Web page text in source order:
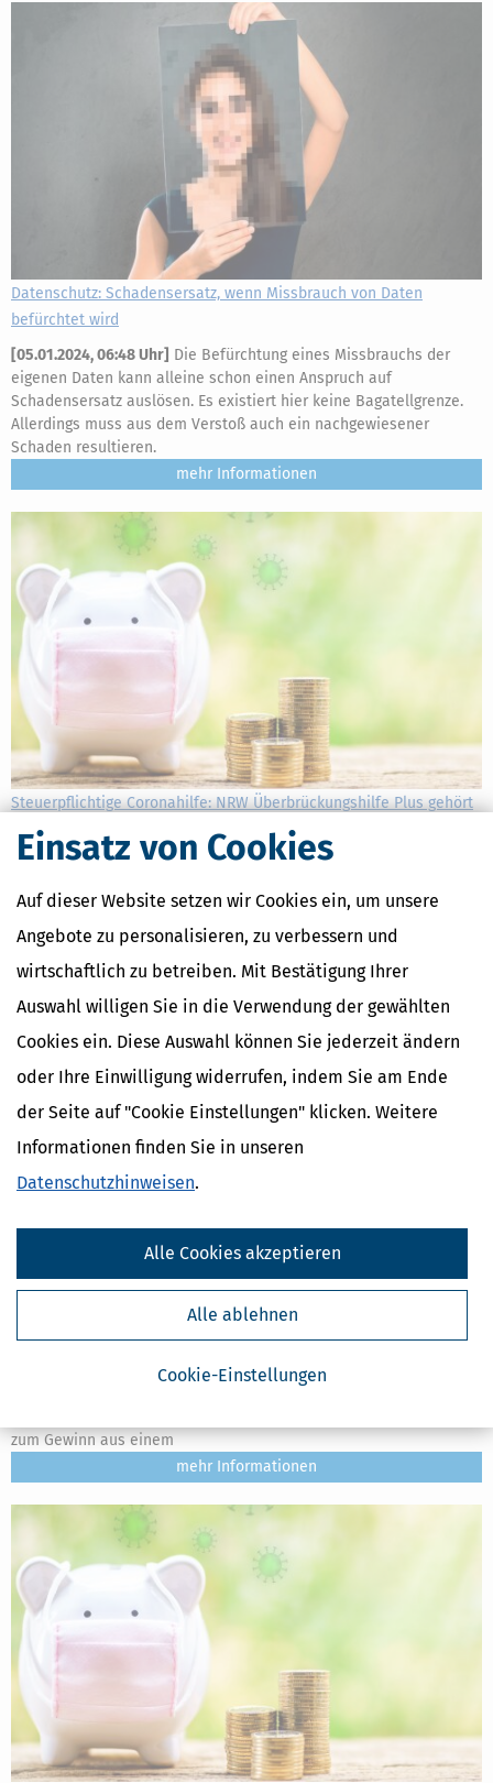
Einsatz von Cookies
Auf dieser Website setzen wir Cookies ein, um unsere
Angebote zu personalisieren, zu verbessern und
wirtschaftlich zu betreiben. Mit Bestätigung Ihrer
Auswahl willigen Sie in die Verwendung der gewählten
Cookies ein. Diese Auswahl können Sie jederzeit ändern
oder Ihre Einwilligung widerrufen, indem Sie am Ende
der Seite auf "Cookie Einstellungen" klicken. Weitere
Informationen finden Sie in unseren
Datenschutzhinweisen.
Cookie-Einstellungen
Alle ablehnen
Alle Cookies akzeptieren
Datenschutz: Schadensersatz, wenn Missbrauch von Daten
befürchtet wird
[05.01.2024, 06:48 Uhr] Die Befürchtung eines Missbrauchs der
eigenen Daten kann alleine schon einen Anspruch auf
Schadensersatz auslösen. Es existiert hier keine Bagatellgrenze.
Allerdings muss aus dem Verstoß auch ein nachgewiesener
Schaden resultieren.
mehr
Steuerpflichtige Coronahilfe: NRW Überbrückungshilfe Plus gehört
zu den Betriebseinnahmen
15.12.2023, 06:57 Uhr ]Die Corona-Überbrückungshilfe für
stellt Betriebseinnahmen dar, auch soweit sie pauschal für
Lebenshaltungskosten ausgezahlt wurde. Das geht aus einem
mehr
Was ist Kunst und was ist »nur« Gewerbe?
mit dem Finanzamt gestritten. Der Grund: Eine künstlerische
zum Gewinn aus einem
mehr